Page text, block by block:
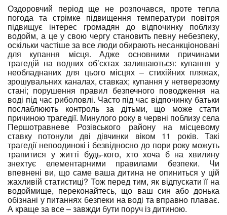
Оздоровчий період ще не розпочався, проте тепла
погода та стрімке підвищення температури повітря
підвищує інтерес громадян до відпочинку поблизу
водойм, а це у свою чергу становить певну небезпеку,
оскільки частіше за все люди обирають несанкціоновані
для купання місця. Адже основними причинами
трагедій на водних об’єктах залишаються: купання у
необладнаних для цього місцях – стихійних пляжах,
зрошувальних каналах, ставках; купання у нетверезому
стані; порушення правил безпечного поводження на
воді під час риболовлі. Часто під час відпочинку батьки
послаблюють контроль за дітьми, що може стати
причиною трагедії. Минулого року в червні поблизу села
Першотравневе Розівського району на місцевому
ставку потонули дві дівчинки віком 11 років. Такі
трагедії непоодинокі і безвідносно до пори року можуть
трапитися у житті будь-кого, хто хоча б на хвилину
знехтує елементарними правилами безпеки. Чи
впевнені ви, що саме ваша дитина не опиниться у цій
жахливій статистиці? Тож перед тим, як відпускати її на
водоймище, переконайтесь, що ваш син або донька
обізнані у питаннях безпеки на воді та вправно плаває.
А краще за все – завжди бути поруч із дитиною.